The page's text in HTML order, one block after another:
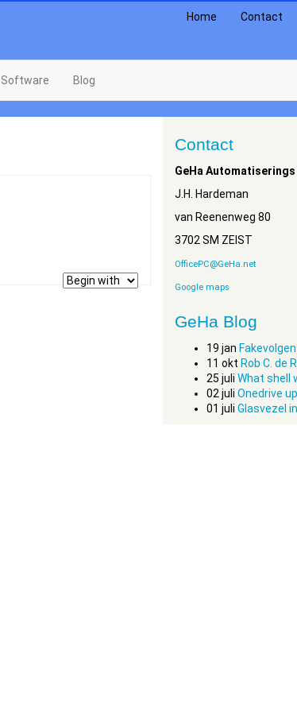
Home Contact
Software Blog
Contact
GeHa
J.H. Hardeman
van Reenenweg 80
3702 SM ZEIST
OfficePC@GeHa.net
Google maps
GeHa Blog
19 jan
11 okt Rob C. de
25 juli What shell
02 juli Onedrive
01 juli Glasvezel